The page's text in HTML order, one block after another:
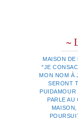
~
MAISON DE
"JE
MON NOM À
SERONT
PARLE